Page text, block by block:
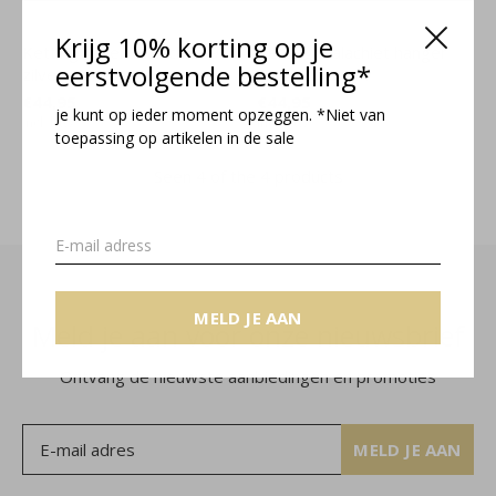
Krijg 10% korting op je
eerstvolgende bestelling*
je kunt op ieder moment opzeggen. *Niet van
toepassing op artikelen in de sale
MELD JE AAN
Ketting groen malachiet 925
zilver - 2181
Incl. btw
Ketting malachiet hanger
verguld - 2444
Incl. btw
Meld je aan voor onze nieuwsbrief
Ontvang de nieuwste aanbiedingen en promoties
MELD JE AAN